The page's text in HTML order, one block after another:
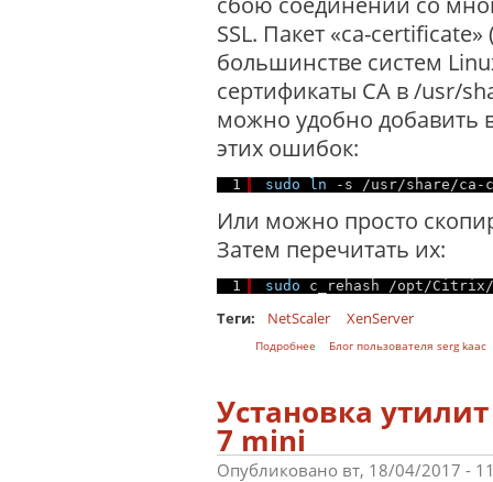
SSL. Пакет «ca-
большинстве систем
сертификаты CA в /usr/
можно удобно добавить
этих ошибок:
1 sudo ln -s /usr/share/
Или можно просто
Затем перечитать их:
1 sudo c_rehash /opt/Citrix/
Теги: NetScaler XenServer
Подробнее о Reciever и SSL сертификаты
Блог пользователя serg kaac
Установка
7 mini
Опубликовано вт, 18/04/2017 -